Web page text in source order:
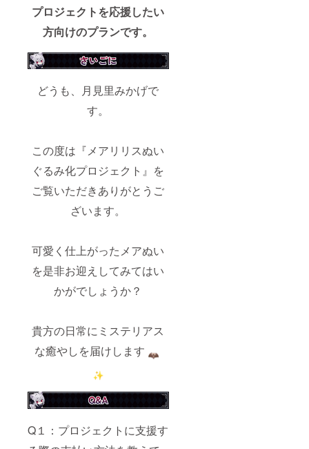
プロジェクトを応援したい
方向けのプランです。
どうも、月見里みかげで
す。
この度は『メアリリスぬい
ぐるみ化プロジェクト』を
ご覧いただきありがとうご
ざいます。
可愛く仕上がったメアぬい
を是非お迎えしてみてはい
かがでしょうか？
貴方の日常にミステリアス
な癒やしを届けします
Q１：プロジェクトに支援す